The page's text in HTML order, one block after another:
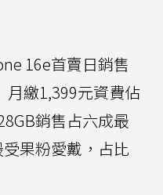
16e首賣日銷售
月繳1,399元資費佔
銷售占六成最
果粉愛戴，占比